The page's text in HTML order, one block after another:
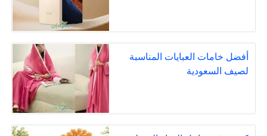
أفضل خامات العبايات المناسبة
لصيف السعودية